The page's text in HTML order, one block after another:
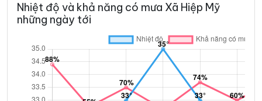
Nhiệt độ và khả năng có mưa Xã Hiệp Mỹ
những ngày tới